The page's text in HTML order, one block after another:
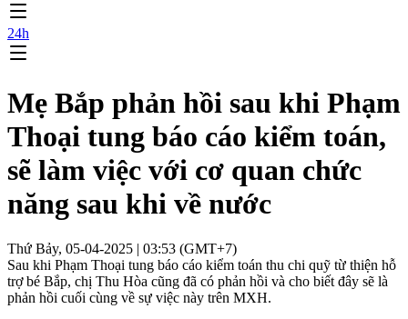
24h
Mẹ Bắp phản hồi sau khi Phạm
Thoại tung báo cáo kiểm toán,
sẽ làm việc với cơ quan chức
năng sau khi về nước
Thứ Bảy, 05-04-2025 | 03:53 (GMT+7)
Sau khi Phạm Thoại tung báo cáo kiểm toán thu chi quỹ từ thiện hỗ
trợ bé Bắp, chị Thu Hòa cũng đã có phản hồi và cho biết đây sẽ là
phản hồi cuối cùng về sự việc này trên MXH.